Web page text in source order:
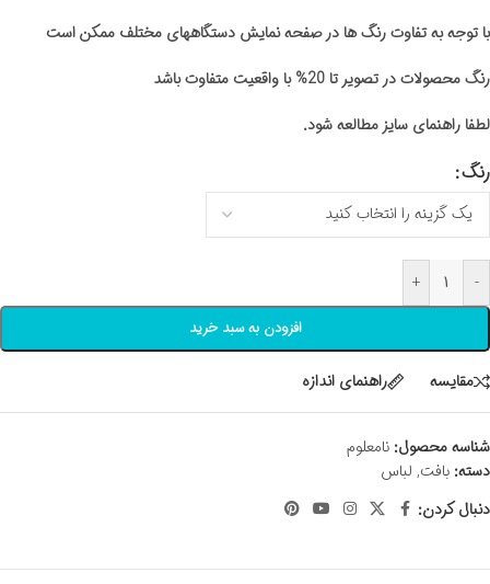
با توجه به تفاوت رنگ ها در صفحه نمایش دستگاههای مختلف ممکن است
رنگ محصولات در تصویر تا 20% با واقعیت متفاوت باشد
لطفا راهنمای سایز مطالعه شود.
رنگ
-
+
افزودن به سبد خرید
مقايسه راهنمای اندازه
شناسه محصول: نامعلوم
دسته: بافت, لباس
دنبال کردن: